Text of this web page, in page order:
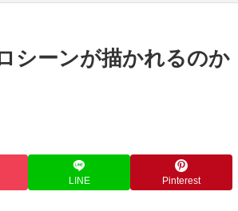
シーンが描かれるのか
LINE Pinterest